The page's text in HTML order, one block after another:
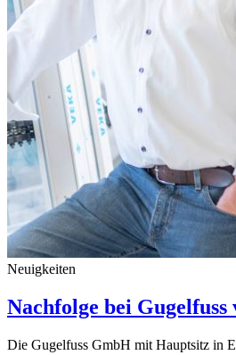
Neuigkeiten
Nachfolge bei Gugelfuss
Die Gugelfuss GmbH mit Hauptsitz in